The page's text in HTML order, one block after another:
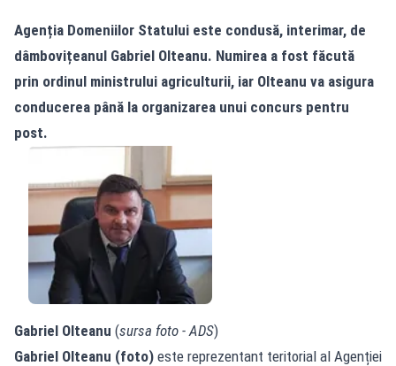
Agenția Domeniilor Statului este condusă, interimar, de
dâmbovițeanul Gabriel Olteanu. Numirea a fost făcută
prin ordinul ministrului agriculturii, iar Olteanu va asigura
conducerea până la organizarea unui concurs pentru
post.
Gabriel Olteanu (sursa foto - ADS)
Gabriel Olteanu (foto) este reprezentant teritorial al Agenției